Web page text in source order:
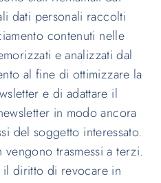
dati personali raccolti
contenuti nelle
e analizzati dal
al fine di ottimizzare la
e di adattare il
in modo ancora
del soggetto interessato.
trasmessi a terzi.
il diritto di revocare in